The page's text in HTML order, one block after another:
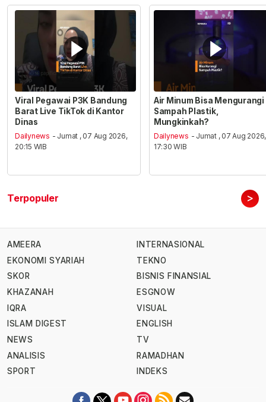
Viral Pegawai P3K Bandung
Barat Live TikTok di Kantor
Dinas
Dailynews - Jumat , 07 Aug 2026,
20:15 WIB
Air Minum Bisa Mengurangi
Sampah Plastik,
Mungkinkah?
Dailynews - Jumat , 07 Aug 2026,
17:30 WIB
Terpopuler >
AMEERA
EKONOMI SYARIAH
SKOR
KHAZANAH
IQRA
ISLAM DIGEST
NEWS
ANALISIS
SPORT
INTERNASIONAL
TEKNO
BISNIS FINANSIAL
ESGNOW
VISUAL
ENGLISH
TV
RAMADHAN
INDEKS